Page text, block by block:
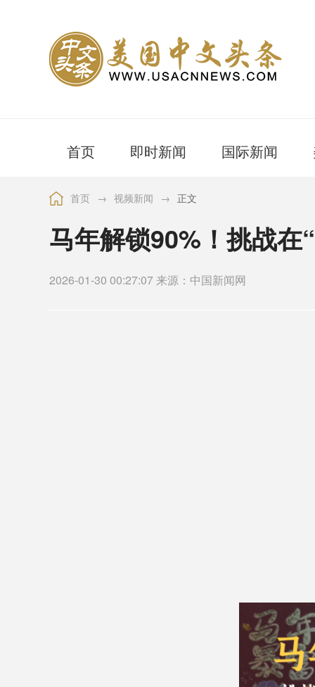
首页 即时新闻 国际新闻
首页 → 视频新闻 → 正文
马年解锁90%！挑战在
2026-01-30 00:27:07 来源：中国新闻网